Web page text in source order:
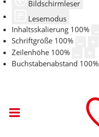
Bildschirmleser
Lesemodus
Inhaltsskalierung 100%
Schriftgröße 100%
Zeilenhöhe 100%
Buchstabenabstand 100%